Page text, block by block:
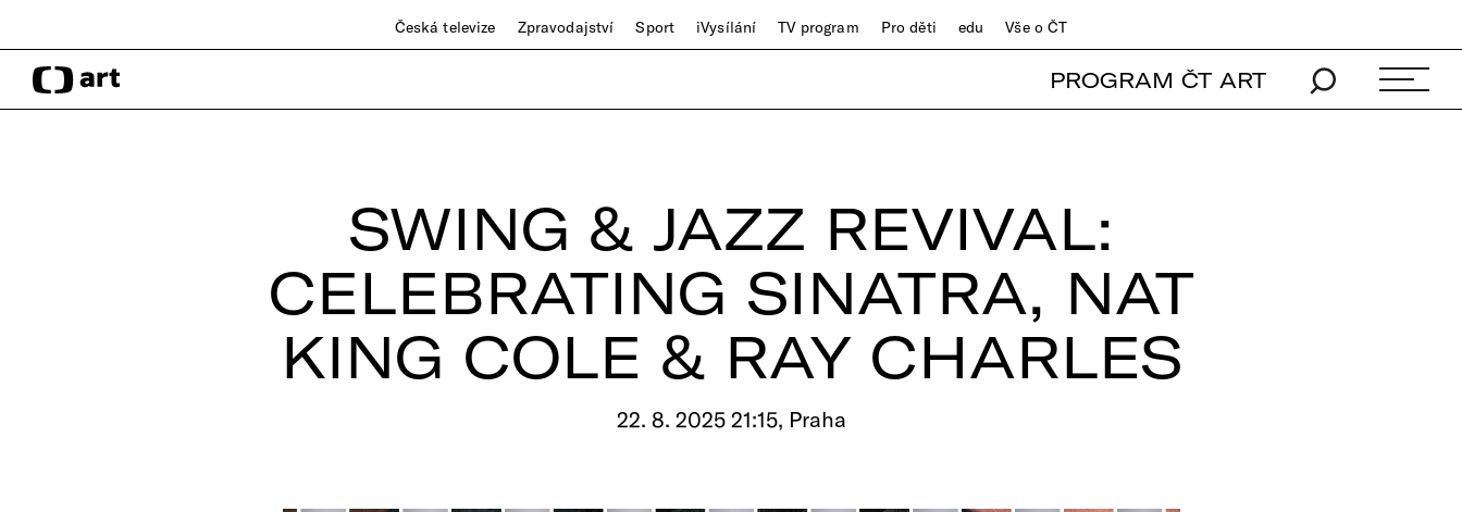
Česká televize Zpravodajství Sport iVysílání TV program Pro děti edu Vše o ČT
PROGRAM ČT ART
SWING & JAZZ REVIVAL:
CELEBRATING SINATRA, NAT
KING COLE & RAY CHARLES
22. 8. 2025 21:15, Praha